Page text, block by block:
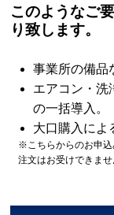
このようなご
り致します。
事業所の備品
エアコン・洗
の一括導入。
大口購入によ
※こちらからのお申込
注文はお受けできませ